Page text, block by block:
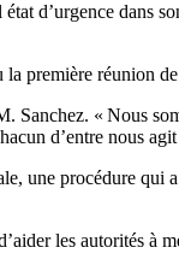
d’urgence
première réunion
« Nous
d’entre nous
une procédure
les autorités à